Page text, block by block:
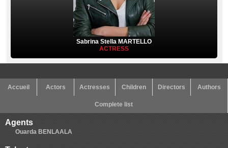
Sabrina Stella MARTELLO
ACTRESS
Accueil Actors Actresses Children Directors Authors
Complete list
Agents
Ouarda BENLAALA